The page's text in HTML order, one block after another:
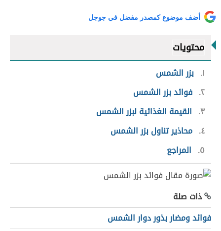
أضف موضوع كمصدر مفضل في جوجل
محتويات
١ بزر الشمس
٢ فوائد بزر الشمس
٣
القيمة الغذائية لبزر الشمس
٤ محاذير تناول بزر الشمس
٥
المراجع
ذات صلة
فوائد ومضار بذور دوار الشمس